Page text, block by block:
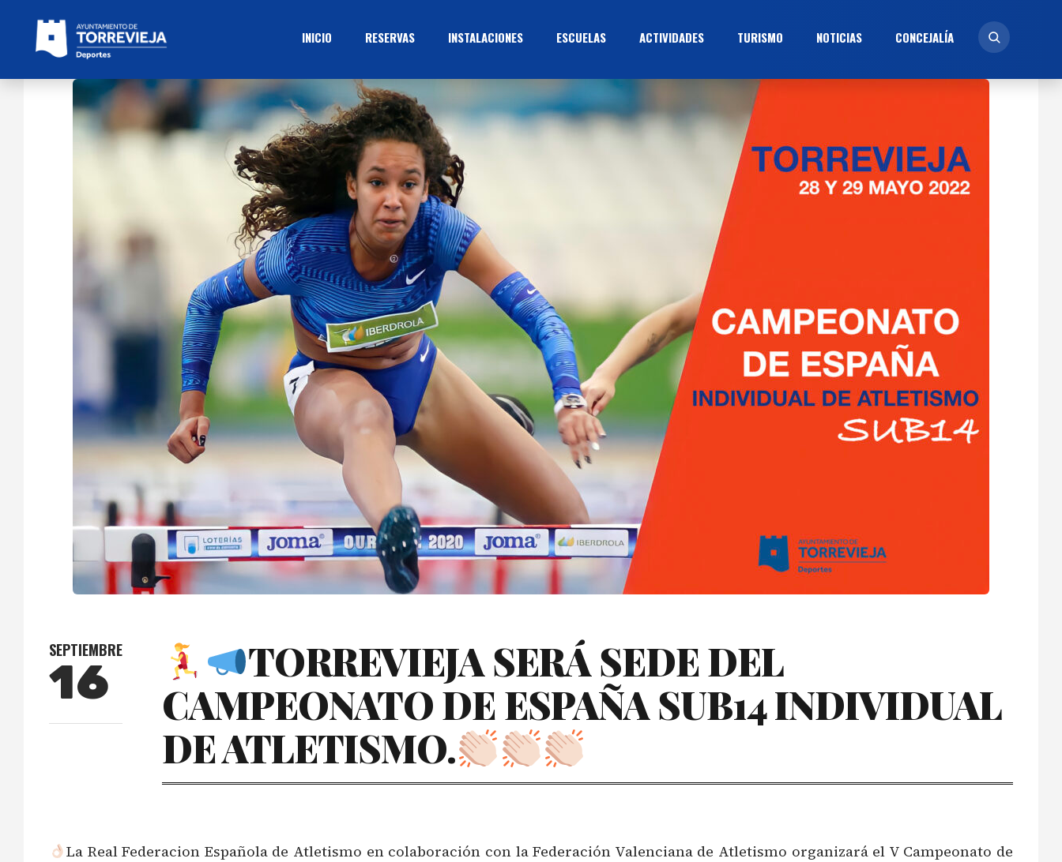
INICIO RESERVAS INSTALACIONES ESCUELAS ACTIVIDADES TURISMO NOTICIAS CONCEJALÍ­A
SEPTIEMBRE
16
TORREVIEJA SERÁ SEDE DEL
CAMPEONATO DE ESPAÑA SUB14 INDIVIDUAL
DE ATLETISMO.
La Real Federacion Española de Atletismo en colaboración con la Federación Valenciana de Atletismo organizará el V Campeonato de